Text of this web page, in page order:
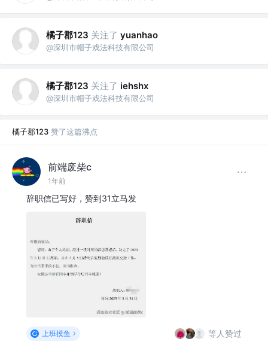
橘子郡123 关注了 yuanhao
@深圳市帽子戏法科技有限公司
橘子郡123 关注了 iehshx
@深圳市帽子戏法科技有限公司
橘子郡123 赞了这篇沸点
前端废柴c
1年前
辞职信已写好，赞到31立马发
上班摸鱼 等人赞过